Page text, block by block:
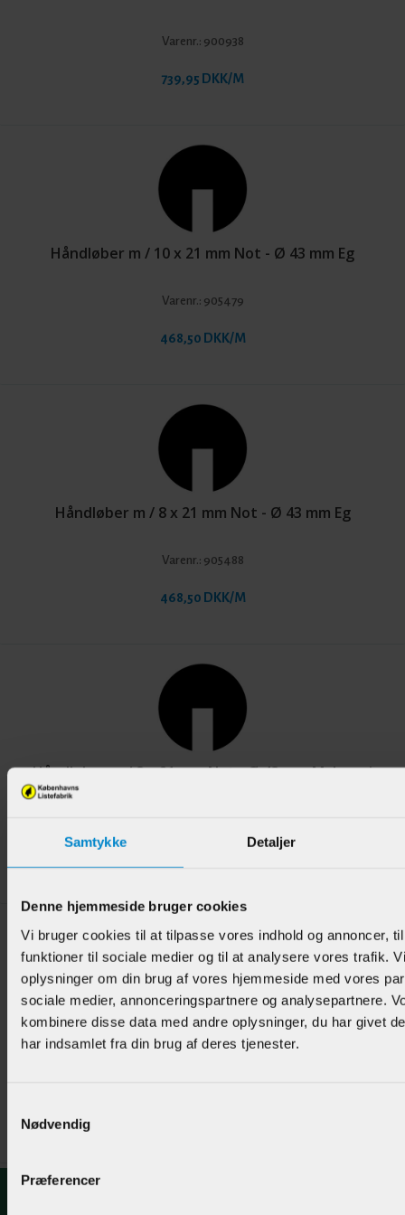
Samtykke Detaljer
Denne hjemmeside bruger cookies
Vi bruger cookies til at tilpasse vores indhold og annoncer,
funktioner til sociale medier og til at analysere vores trafik.
oplysninger om din brug af vores hjemmeside med vores
sociale medier, annonceringspartnere og analysepartnere.
kombinere disse data med andre oplysninger, du har givet
har indsamlet fra din brug af deres tjenester.
Nødvendig
Præferencer
Varenr.: 900938
739,95 DKK/M
Håndløber m / 10 x 21 mm Not - Ø 43 mm Eg
Varenr.: 905479
468,50 DKK/M
Håndløber m / 8 x 21 mm Not - Ø 43 mm Eg
Varenr.: 905488
468,50 DKK/M
Håndløber m / 8 x 21 mm Not - Ø 43 mm Mahogni
Håndløber m / 10 x 21 mm Not - Ø 43 mm Mahogni